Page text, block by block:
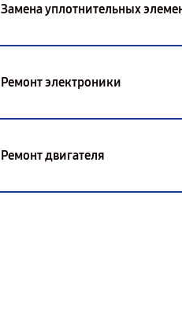
Замена уплотнительных
Ремонт электроники
Ремонт двигателя